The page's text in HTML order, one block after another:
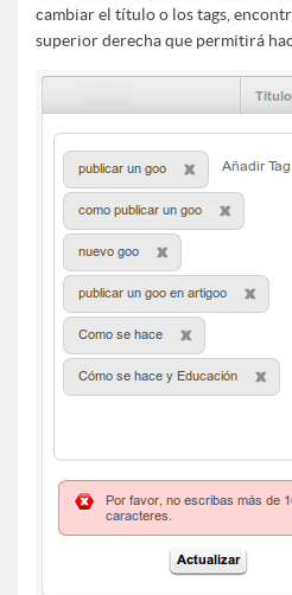
cambiar el título o los tags,
superior derecha que permitirá